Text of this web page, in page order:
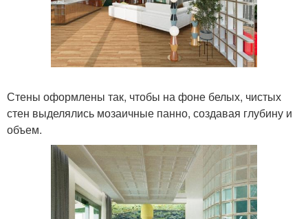
Стены оформлены так, чтобы на фоне белых, чистых
стен выделялись мозаичные панно, создавая глубину и
объем.